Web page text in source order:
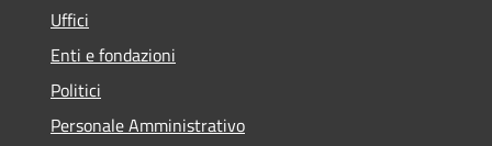
Uffici
Enti e fondazioni
Politici
Personale Amministrativo